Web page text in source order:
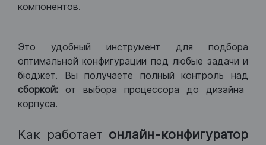
компонентов.
Это удобный инструмент для подбора
оптимальной конфигурации под любые задачи и
бюджет. Вы получаете полный контроль над
сборкой: от выбора процессора до дизайна
корпуса.
Как работает онлайн-конфигуратор